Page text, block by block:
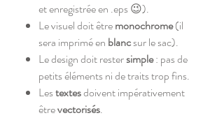
et enregistrée en .eps 😉).
Le visuel doit êtremonochrome(il
sera imprimé en blancsur le sac).
Le design doit restersimple: pas de
petits éléments ni de traits trop fins.
Lestextesdoivent impérativement
êtrevectorisés.